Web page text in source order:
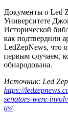
Документы о Led
Университете
Исторической
как подтвердили
LedZepNews, что
первым случаем,
обнародована.
Источник: Led
https://
senators-were-
us/